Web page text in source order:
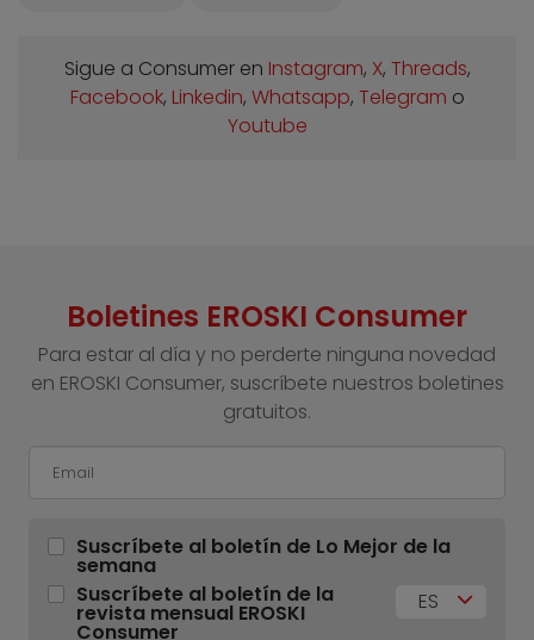
Sigue a Consumer en Instagram, X, Threads,
Facebook, Linkedin, Whatsapp, Telegram o
Youtube
Boletines EROSKI Consumer
Para estar al día y no perderte ninguna novedad
en EROSKI Consumer, suscríbete nuestros boletines
gratuitos.
Suscríbete al boletín de Lo Mejor de la
semana
Suscríbete al boletín de la
revista mensual EROSKI
Consumer
ES